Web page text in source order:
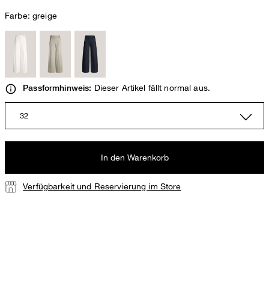
Farbe: greige
Passformhinweis: Dieser Artikel fällt normal aus.
32
In den Warenkorb
Verfügbarkeit und Reservierung im Store